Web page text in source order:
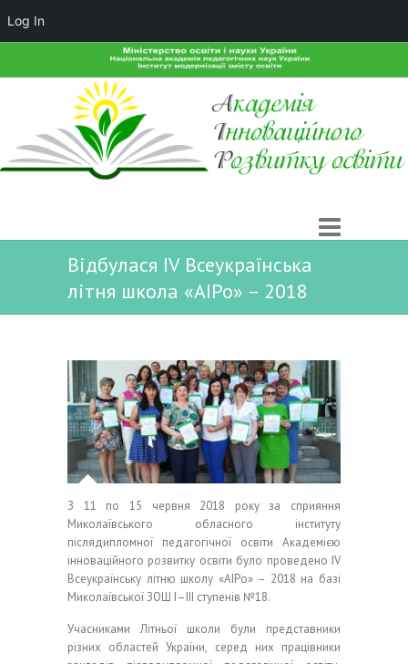
Відбулася ІV Всеукраїнська
літня школа «АІРо» – 2018
З 11 по 15 червня 2018 року за сприяння
Миколаївського обласного інституту
післядипломної педагогічної освіти Академією
інноваційного розвитку освіти було проведено ІV
Всеукраїнську літню школу «АІРо» – 2018 на базі
Миколаївської ЗОШ І–ІІІ ступенів №18.
Учасниками Літньої школи були представники
різних областей України, серед них працівники
Log In